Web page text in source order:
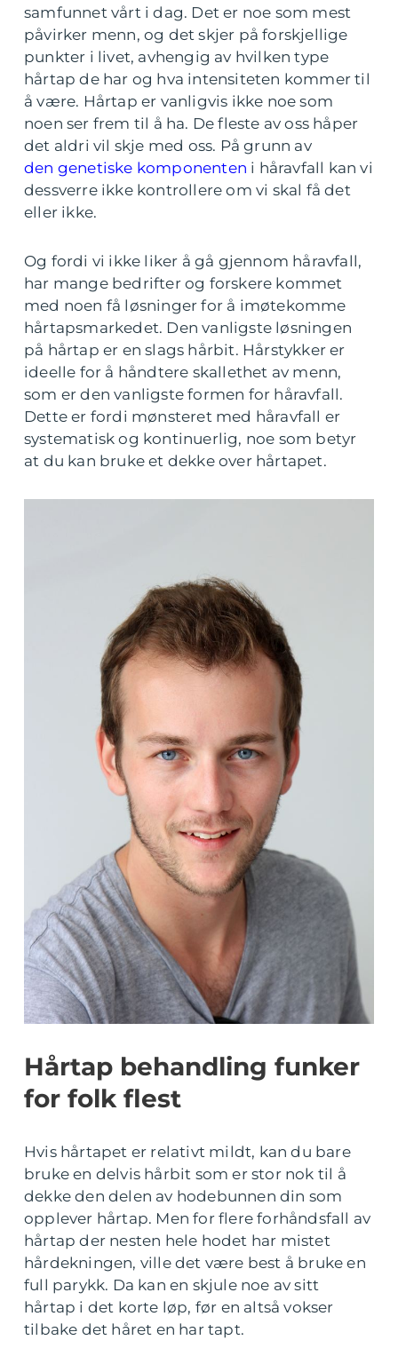
samfunnet vårt i dag. Det er noe som mest
påvirker menn, og det skjer på forskjellige
punkter i livet, avhengig av hvilken type
hårtap de har og hva intensiteten kommer til
å være. Hårtap er vanligvis ikke noe som
noen ser frem til å ha. De fleste av oss håper
det aldri vil skje med oss. På grunn av
den genetiske komponenten i håravfall kan vi
dessverre ikke kontrollere om vi skal få det
eller ikke.
Og fordi vi ikke liker å gå gjennom håravfall,
har mange bedrifter og forskere kommet
med noen få løsninger for å imøtekomme
hårtapsmarkedet. Den vanligste løsningen
på hårtap er en slags hårbit. Hårstykker er
ideelle for å håndtere skallethet av menn,
som er den vanligste formen for håravfall.
Dette er fordi mønsteret med håravfall er
systematisk og kontinuerlig, noe som betyr
at du kan bruke et dekke over hårtapet.
Hårtap behandling funker
for folk flest
Hvis hårtapet er relativt mildt, kan du bare
bruke en delvis hårbit som er stor nok til å
dekke den delen av hodebunnen din som
opplever hårtap. Men for flere forhåndsfall av
hårtap der nesten hele hodet har mistet
hårdekningen, ville det være best å bruke en
full parykk. Da kan en skjule noe av sitt
hårtap i det korte løp, før en altså vokser
tilbake det håret en har tapt.